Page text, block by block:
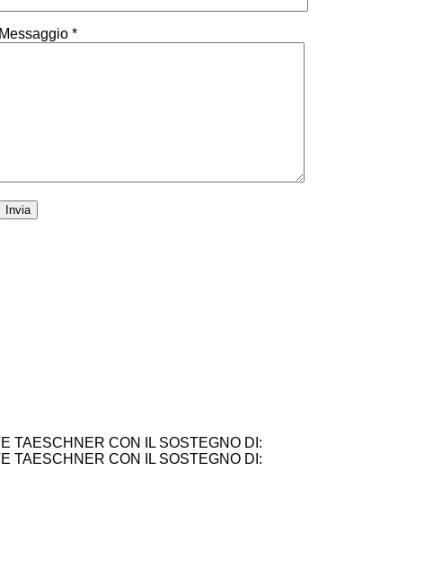
Messaggio *
TAESCHNER CON IL SOSTEGNO DI:
TAESCHNER CON IL SOSTEGNO DI: